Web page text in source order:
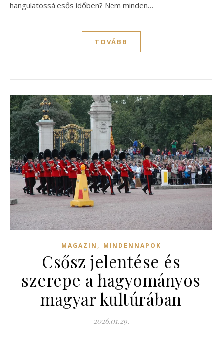
hangulatossá esős időben? Nem minden…
TOVÁBB
MAGAZIN , MINDENNAPOK
Csősz jelentése és
szerepe a hagyományos
magyar kultúrában
2026.01.29.